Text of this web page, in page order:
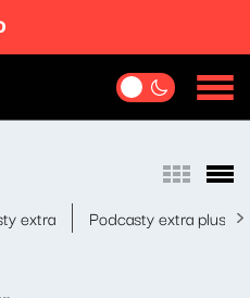
extra Podcasty extra plus